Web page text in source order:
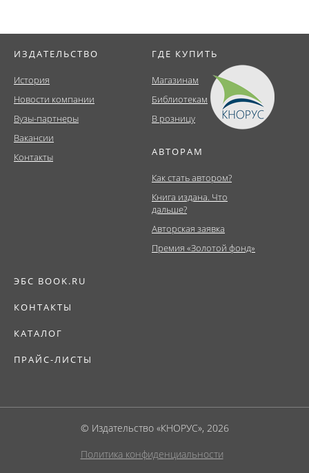
ИЗДАТЕЛЬСТВО
История
Новости компании
Вузы-партнеры
Вакансии
Контакты
ГДЕ КУПИТЬ
Магазинам
Библиотекам
В розницу
АВТОРАМ
Как стать автором?
Книга издана. Что
дальше?
Авторская заявка
Премия «Золотой фонд»
ЭБС BOOK.RU
КОНТАКТЫ
КАТАЛОГ
ПРАЙС-ЛИСТЫ
© Издательство «КНОРУС», 2026
Политика конфиденциальности